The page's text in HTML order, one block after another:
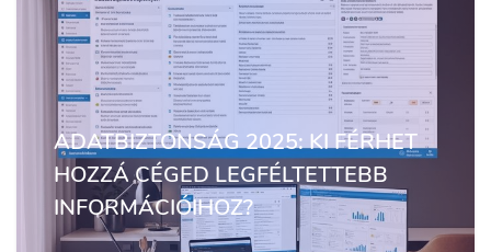
ADATBIZTONSÁG 2025: KI FÉRHET
HOZZÁ CÉGED LEGFÉLTETTEBB
INFORMÁCIÓIHOZ?